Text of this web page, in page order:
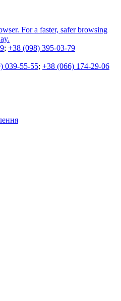
; +38 (098) 395-03-79
039-55-55; +38 (066) 174-29-06